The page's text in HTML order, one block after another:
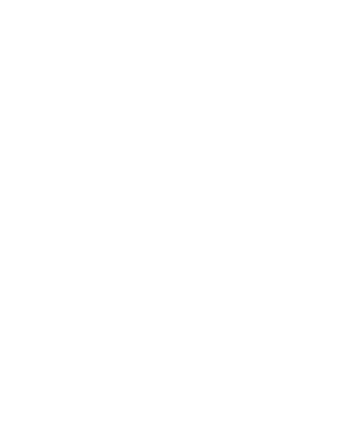
Maafushi, kde sa nachádza sesterský hotel
kávy / čaju, balkón (zariadený)